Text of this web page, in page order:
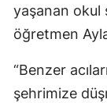
yaşanan okul
öğretmen
“Benzer
şehrimize